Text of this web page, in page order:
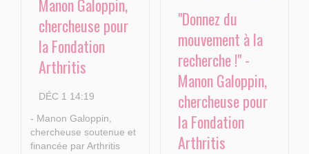
Manon Galoppin,
chercheuse pour
la Fondation
Arthritis
DÉC 1 14:19
- Manon Galoppin,
chercheuse soutenue et
financée par Arthritis
"Donnez du
mouvement à la
recherche !" -
Manon Galoppin,
chercheuse pour
la Fondation
Arthritis